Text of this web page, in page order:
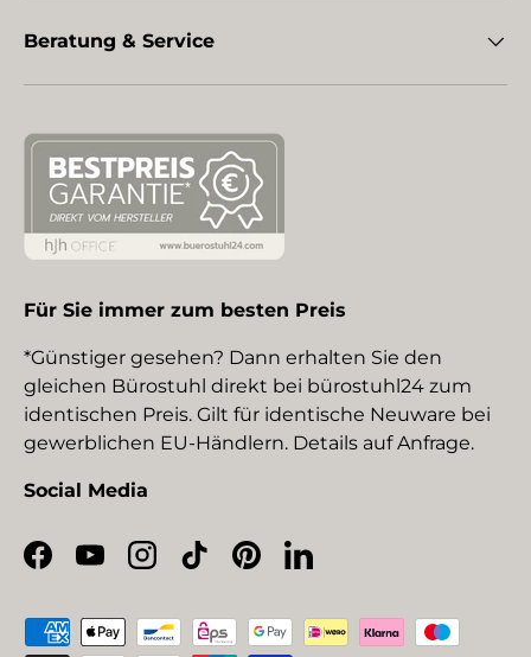
Beratung & Service
Für Sie immer zum besten Preis
*Günstiger gesehen? Dann erhalten Sie den
gleichen Bürostuhl direkt bei bürostuhl24 zum
identischen Preis. Gilt für identische Neuware bei
gewerblichen EU-Händlern. Details auf Anfrage.
Social Media
Facebook
YouTubeInstagram
TikTokPinterestLinkedIn
Zahlungsmethoden